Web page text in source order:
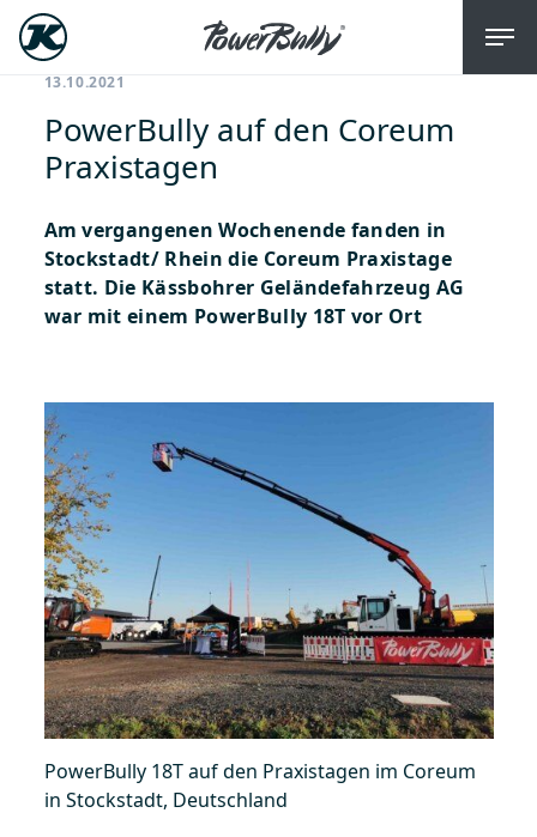
13.10.2021
PowerBully auf den Coreum
Praxistagen
Am vergangenen Wochenende fanden in
Stockstadt/ Rhein die Coreum Praxistage
statt. Die Kässbohrer Geländefahrzeug AG
war mit einem PowerBully 18T vor Ort
PowerBully 18T auf den Praxistagen im Coreum
in Stockstadt, Deutschland